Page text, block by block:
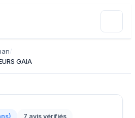
GAIA
7 avis vérifiés